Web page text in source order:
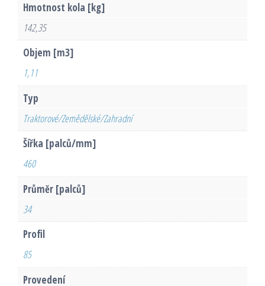
Hmotnost kola [kg]
142,35
Objem [m3]
1,11
Typ
Traktorové/Zemědělské/Zahradní
Šířka [palců/mm]
460
Průměr [palců]
34
Profil
85
Provedení